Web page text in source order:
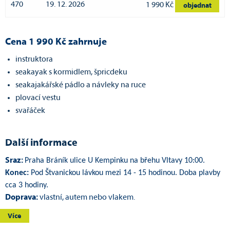
470 19. 12. 2026 1 990 Kč objednat
Cena 1 990 Kč zahrnuje
instruktora
seakayak s kormidlem, špricdeku
seakajakářské pádlo a návleky na ruce
plovací vestu
svařáček
Další informace
Sraz: Praha Bráník ulice U Kempinku na břehu Vltavy 10:00.
Konec: Pod Štvanickou lávkou mezi 14 - 15 hodinou. Doba plavby
cca 3 hodiny.
Doprava:vlastní, autem nebo vlakem.
Více